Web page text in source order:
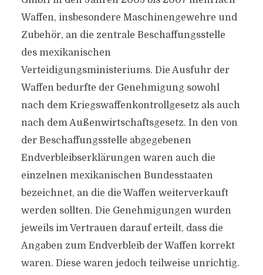
Waffen, insbesondere Maschinengewehre und
Zubehör, an die zentrale Beschaffungsstelle
des mexikanischen
Verteidigungsministeriums. Die Ausfuhr der
Waffen bedurfte der Genehmigung sowohl
nach dem Kriegswaffenkontrollgesetz als auch
nach dem Außenwirtschaftsgesetz. In den von
der Beschaffungsstelle abgegebenen
Endverbleibserklärungen waren auch die
einzelnen mexikanischen Bundesstaaten
bezeichnet, an die die Waffen weiterverkauft
werden sollten. Die Genehmigungen wurden
jeweils im Vertrauen darauf erteilt, dass die
Angaben zum Endverbleib der Waffen korrekt
waren. Diese waren jedoch teilweise unrichtig.